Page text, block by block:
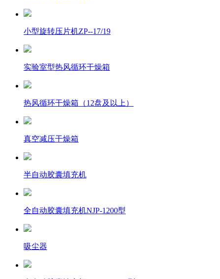
小型旋转压片机ZP--17/19
实验室型热风循环干燥箱
热风循环干燥箱（12盘及以上）
真空减压干燥箱
半自动胶囊填充机
全自动胶囊填充机NJP-1200型
吸尘器